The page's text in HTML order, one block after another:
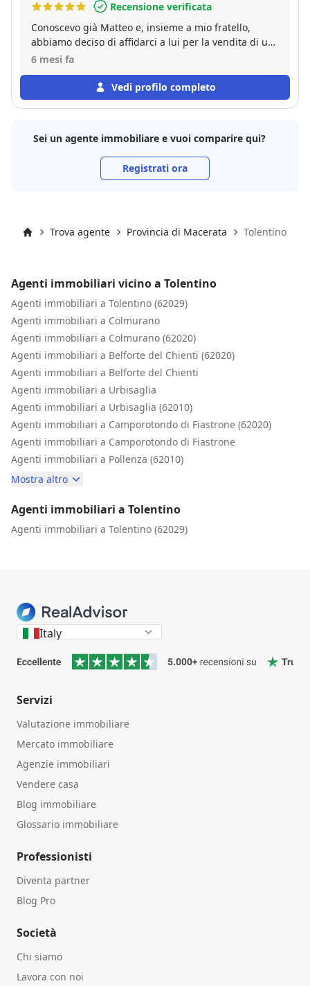
Recensione verificata
Conoscevo già Matteo e, insieme a mio fratello,
abbiamo deciso di affidarci a lui per la vendita di un
immobile di famiglia. La vendita è andata bene ed è
parte di entrambi.
6 mesi fa
Vedi profilo completo
Sei un agente immobiliare e vuoi comparire qui?
Registrati ora
Trova agente Provincia di Macerata Tolentino
Agenti immobiliari vicino a Tolentino
Agenti immobiliari a Tolentino (62029)
Agenti immobiliari a Colmurano
Agenti immobiliari a Colmurano (62020)
Agenti immobiliari a Belforte del Chienti (62020)
Agenti immobiliari a Belforte del Chienti
Agenti immobiliari a Urbisaglia
Agenti immobiliari a Urbisaglia (62010)
Agenti immobiliari a Camporotondo di Fiastrone (62020)
Agenti immobiliari a Camporotondo di Fiastrone
Agenti immobiliari a Pollenza (62010)
Mostra altro
Agenti immobiliari a Tolentino
Agenti immobiliari a Tolentino (62029)
Italy
Servizi
Valutazione immobiliare
Mercato immobiliare
Agenzie immobiliari
Vendere casa
Blog immobiliare
Glossario immobiliare
Professionisti
Diventa partner
Blog Pro
Società
Chi siamo
Lavora con noi